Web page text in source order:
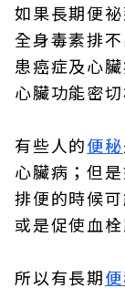
如果長期便
全身毒素排
患癌症及心
心臟功能密切
有些人的便秘
心臟病；但
排便的時候
或是促使血
所以有長期